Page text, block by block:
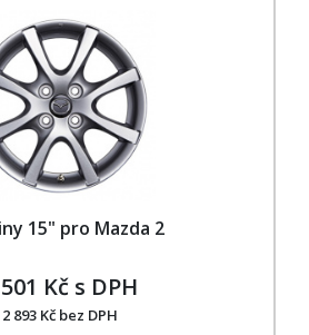
15" pro Mazda 2
Kč s DPH
2 893 Kč bez DPH